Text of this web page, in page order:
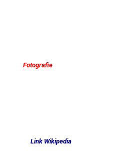
Fotografie
Link Wikipedia